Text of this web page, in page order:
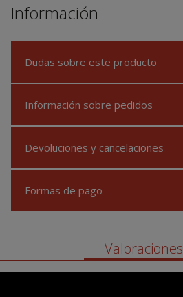
Información
Dudas sobre este producto
Información sobre pedidos
Devoluciones y cancelaciones
Formas de pago
Valoraciones